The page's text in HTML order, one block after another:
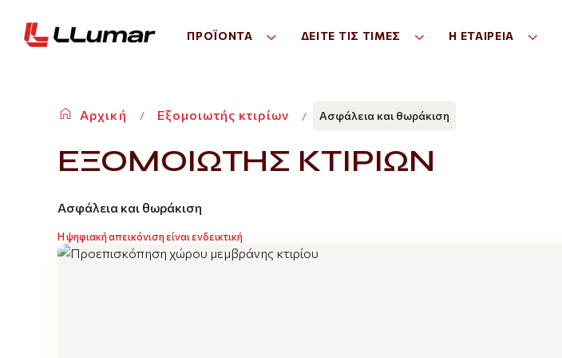
ΠΡΟΪΌΝΤΑ ΔΕΙΤΕ ΤΙΣ ΤΙΜΕΣ Η ΕΤΑΙΡΕΊΑ
Αρχική Εξομοιωτής κτιρίων Ασφάλεια και θωράκιση
ΕΞΟΜΟΙΩΤΗΣ ΚΤΙΡΙΩΝ
Ασφάλεια και θωράκιση
Η ψηφιακή απεικόνιση είναι ενδεικτική